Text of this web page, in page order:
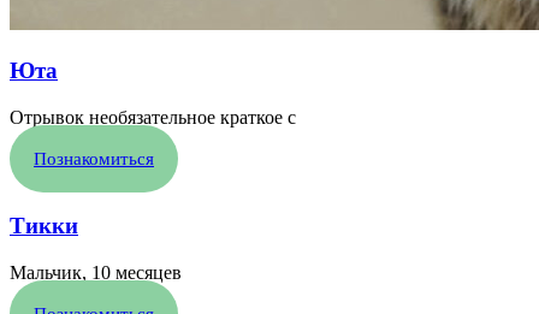
Юта
Отрывок необязательное краткое с
Познакомиться
Тикки
Мальчик, 10 месяцев